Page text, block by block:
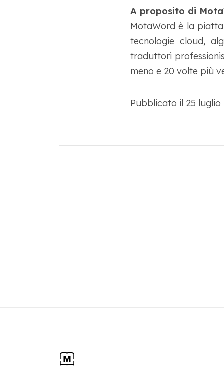
A proposito di
MotaWord è la
tecnologie cloud,
traduttori
meno e 20 volte più
Pubblicato il 25 luglio